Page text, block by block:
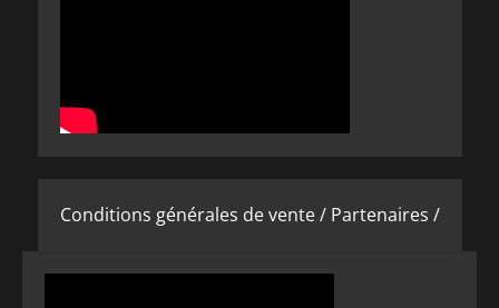
Conditions générales de vente / Partenaires /